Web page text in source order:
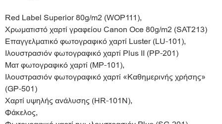
Red Label Superior 80g/m2 (WOP111),
Χρωματιστό χαρτί γραφείου Canon Oce 80g/m2 (SAT213)
Επαγγελματικό φωτογραφικό χαρτί Luster (LU-101),
Ιλουστρασιόν φωτογραφικό χαρτί Plus II (PP-201)
Ματ φωτογραφικό χαρτί (MP-101),
Ιλουστρασιόν φωτογραφικό χαρτί «Καθημερινής χρήσης»
(GP-501)
Χαρτί υψηλής ανάλυσης (HR-101N),
Φάκελος,